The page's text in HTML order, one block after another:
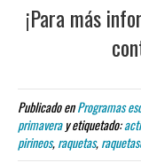
¡Para más
Publicado enProgramas
primaveray etiquetado:
pirineos,raquetas,